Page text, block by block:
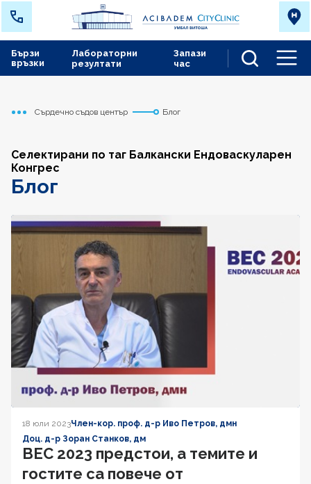
Лабораторни
резултати
Запази
час
Бързи
връзки
Начало
Сърдечно съдов център Блог
Селектирани по таг Балкански Ендоваскуларен
Конгрес
Блог
18 юли 2023Член-кор. проф. д-р Иво Петров, дмн
Доц. д-р Зоран Станков, дм
ВЕС 2023 предстои, а темите и
гостите са повече от